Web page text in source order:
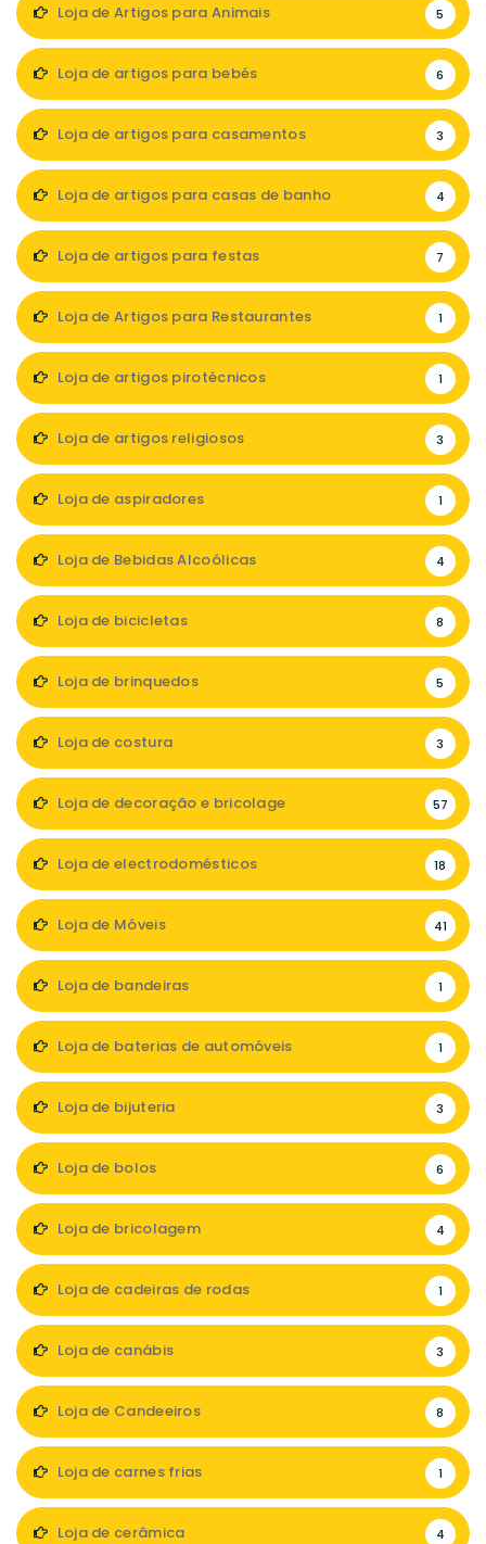
Loja de Artigos para Animais 5
Loja de artigos para bebés 6
Loja de artigos para casamentos 3
Loja de artigos para casas de banho 4
Loja de artigos para festas 7
Loja de Artigos para Restaurantes 1
Loja de artigos pirotécnicos 1
Loja de artigos religiosos 3
Loja de aspiradores 1
Loja de Bebidas Alcoólicas 4
Loja de bicicletas 8
Loja de brinquedos 5
Loja de costura 3
Loja de decoração e bricolage 57
Loja de electrodomésticos 18
Loja de Móveis 41
Loja de bandeiras 1
Loja de baterias de automóveis 1
Loja de bijuteria 3
Loja de bolos 6
Loja de bricolagem 4
Loja de cadeiras de rodas 1
Loja de canábis 3
Loja de Candeeiros 8
Loja de carnes frias 1
Loja de cerâmica 4